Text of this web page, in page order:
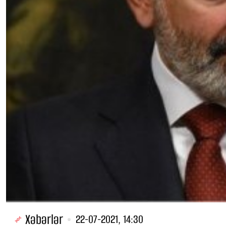
Xəbərlər 22-07-2021, 14:30